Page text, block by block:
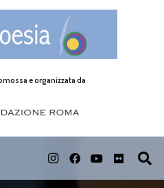
e organizzata da